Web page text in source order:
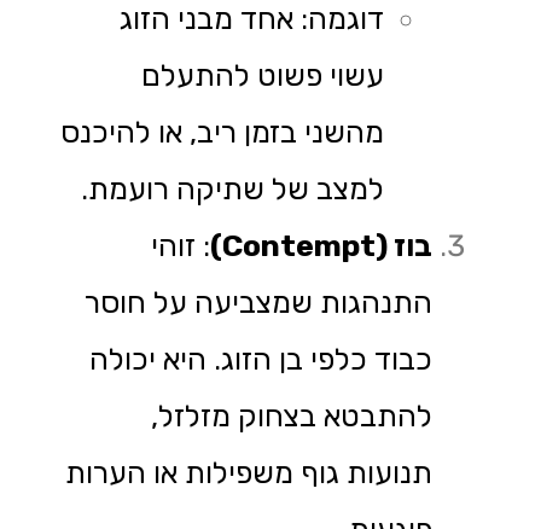
דוגמה: אחד מבני הזוג
עשוי פשוט להתעלם
מהשני בזמן ריב, או להיכנס
למצב של שתיקה רועמת.
בוז (Contempt
): זוהי
התנהגות שמצביעה על חוסר
כבוד כלפי בן הזוג. היא יכולה
להתבטא בצחוק מזלזל,
תנועות גוף משפילות או הערות